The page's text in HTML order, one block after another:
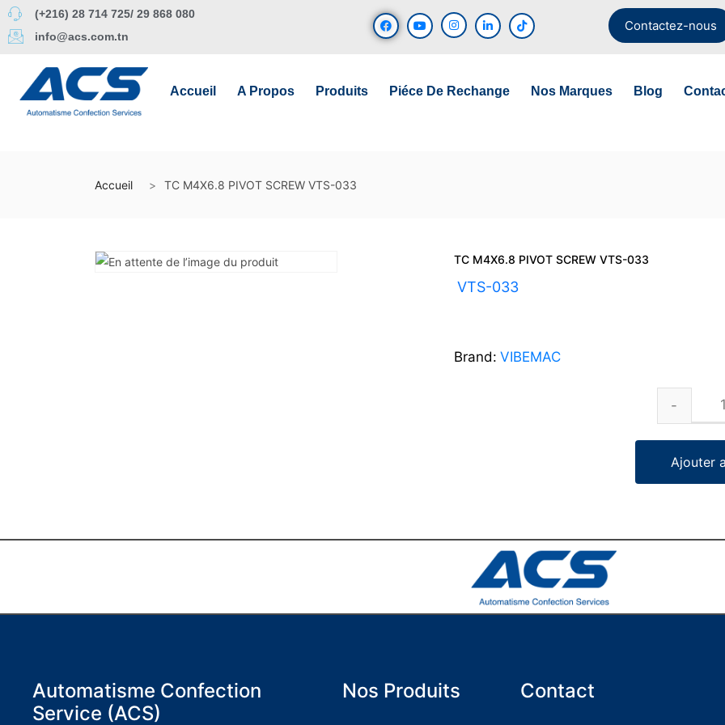
(+216) 28 714 725/ 29 868 080
info@acs.com.tn
Contactez-nous
Accueil A Propos Produits Piéce De Rechange Nos Marques Blog
Accueil TC M4X6.8 PIVOT SCREW VTS-033
TC M4X6.8 PIVOT SCREW VTS-033
VTS-033
Brand: VIBEMAC
Ajouter
Automatisme Confection
Service (ACS)
Nos Produits Contact